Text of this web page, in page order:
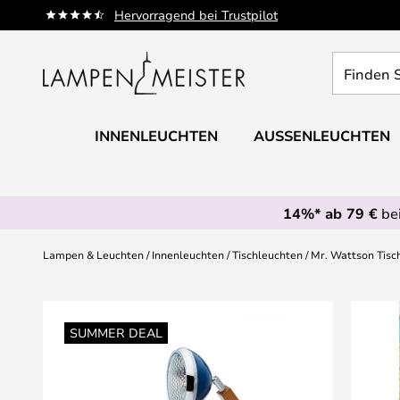
Hervorragend bei Trustpilot
Zum
Inhalt
Sie
Leuchte...
INNENLEUCHTEN AUSSENLEUCHTEN
14%* ab 79 €
Lampen & Leuchten Innenleuchten Tischleuchten Mr. Wattson
SUMMER DEAL
Ende